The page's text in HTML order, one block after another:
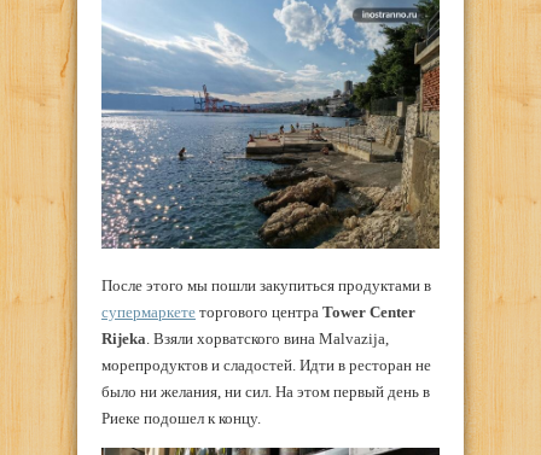
После этого мы пошли закупиться продуктами в
супермаркете торгового центра Tower Center
Rijeka . Взяли хорватского вина Malvazija,
морепродуктов и сладостей. Идти в ресторан не
было ни желания, ни сил. На этом первый день в
Риеке подошел к концу.